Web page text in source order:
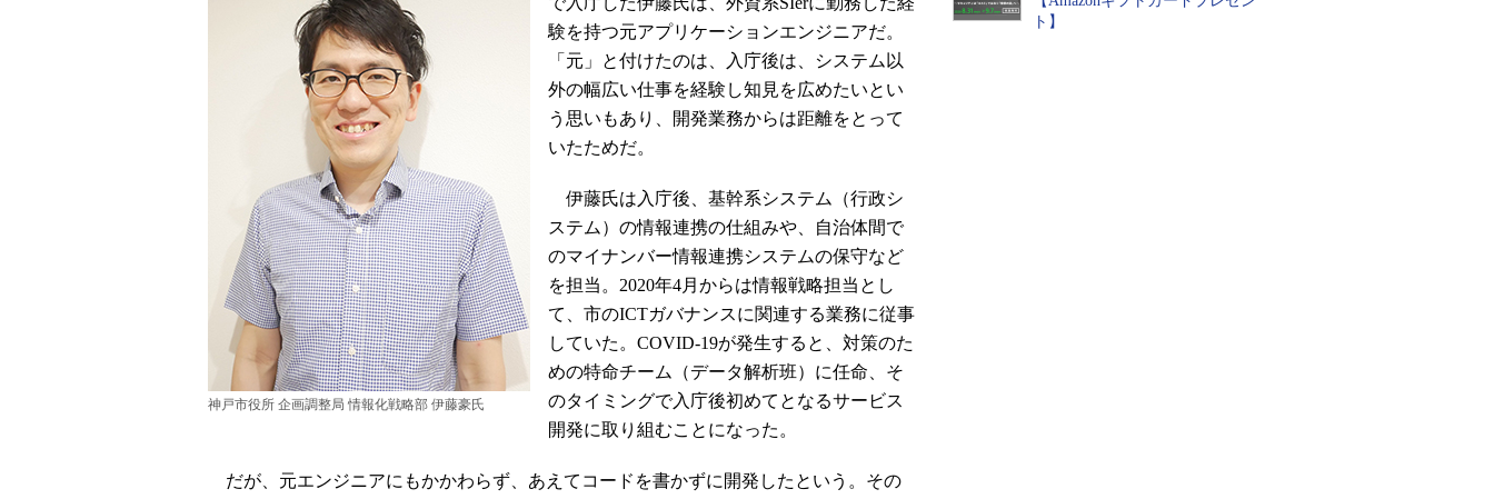
神戸市役所 企画調整局 情報化戦略部 伊藤豪氏
験を持つ元アプリケーションエンジニアだ。
「元」と付けたのは、入庁後は、システム以
外の幅広い仕事を経験し知見を広めたいとい
う思いもあり、開発業務からは距離をとって
いたためだ。
伊藤氏は入庁後、基幹系システム（行政シ
ステム）の情報連携の仕組みや、自治体間で
のマイナンバー情報連携システムの保守など
を担当。2020年4月からは情報戦略担当とし
て、市のICTガバナンスに関連する業務に従事
していた。COVID-19が発生すると、対策のた
めの特命チーム（データ解析班）に任命、そ
のタイミングで入庁後初めてとなるサービス
開発に取り組むことになった。
だが、元エンジニアにもかかわらず、あえてコードを書かずに開発したという。その
ト】